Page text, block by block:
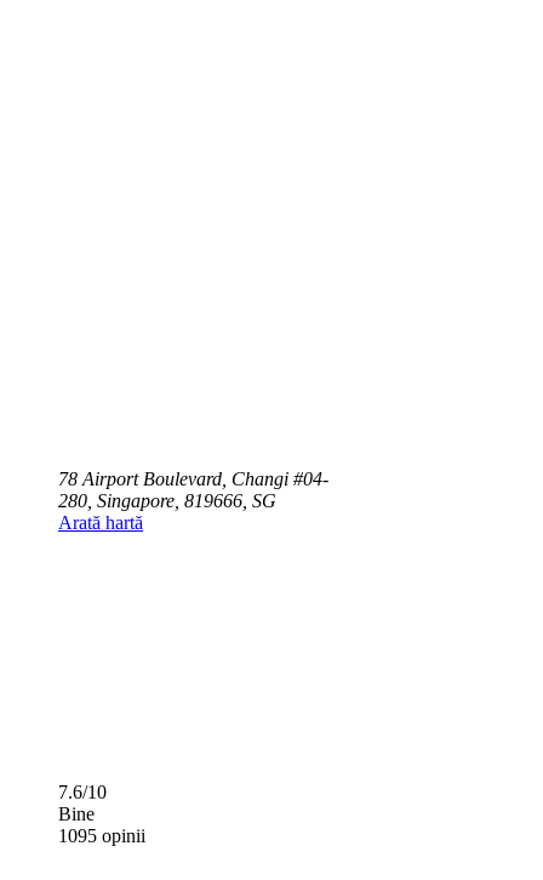
78 Airport Boulevard, Changi #04-
280, Singapore, 819666, SG
Arată hartă
7.6/10
Bine
1095 opinii